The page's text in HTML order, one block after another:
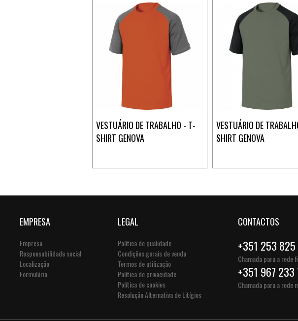
VESTUÁRIO DE TRABALHO - T-
SHIRT GENOVA
VESTUÁRIO DE
SHIRT GENOVA
EMPRESA
Empresa
Responsabilidade social
Localização
Formulário
LEGAL
Política de qualidade
Condições gerais de venda
Termos de utilização
Política de privacidade
Política de cookies
Resolução Alternativa de Litígios
CONTACTOS
+351 253
Chamada para a rede
+351 967 233
Chamada para a rede